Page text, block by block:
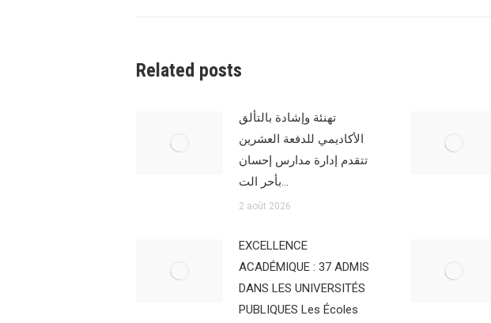
Related posts
تهنئة وإشادة بالتألق
الأكاديمي للدفعة العشرين
تتقدم إدارة مدارس إحسان
بأحر الت…
2 août 2026
EXCELLENCE
ACADÉMIQUE : 37 ADMIS
DANS LES UNIVERSITÉS
PUBLIQUES Les Écoles